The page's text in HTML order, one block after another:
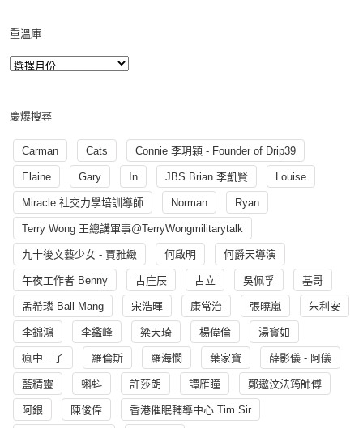
重溫庫
慶爆搜尋
Carman Cats Connie 李玥穎 - Founder of Drip39
Elaine Gary In JBS Brian 李凱賢 Louise
Miracle 社交力學培訓導師 Norman Ryan
Terry Wong 王總講軍事@TerryWongmilitarytalk
九十後文藝少女 - 賈雅緻 何啟明 何爵天導演
午夜工作者 Benny 古庄辰 古立 吳佩孚 基哥
孟希璘 Ball Mang 宋浩暉 康常治 張曉嵐 朱利安
李錦鴻 李鑑峰 梁天琦 楊偉倫 湯寳如
瘋中三子 羅倫斯 羅海憫 葉家寶 薛影儀 - 阿儀
藍精靈 蝌蚪 許莎朗 譚雁瞳 鄭遨汶法筠師傅
阿銀 陳俊偉 香港催眠輔導中心 Tim Sir